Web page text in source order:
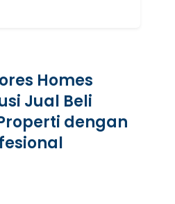
Homes
Jual Beli
dengan